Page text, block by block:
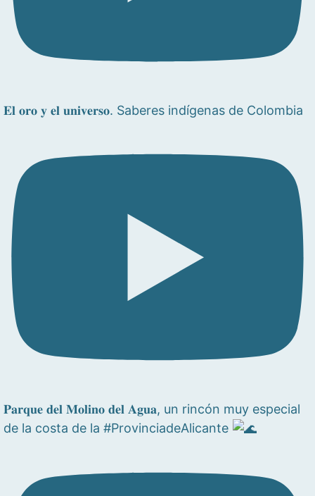
𝐄𝐥 𝐨𝐫𝐨 𝐲 𝐞𝐥 𝐮𝐧𝐢𝐯𝐞𝐫𝐬𝐨. Saberes indígenas de Colombia
𝐏𝐚𝐫𝐪𝐮𝐞 𝐝𝐞𝐥 𝐌𝐨𝐥𝐢𝐧𝐨 𝐝𝐞𝐥 𝐀𝐠𝐮𝐚, un rincón muy especial
de la costa de la #ProvinciadeAlicante